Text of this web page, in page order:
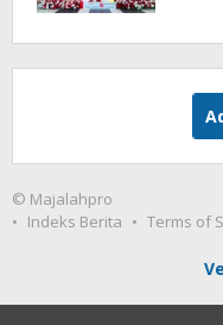
© Majalahpro
Indeks Berita
Terms of